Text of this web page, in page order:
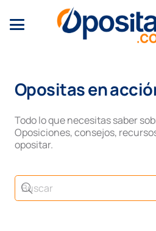
Opositas en
Todo lo que necesitas saber
Oposiciones, consejos,
opositar.